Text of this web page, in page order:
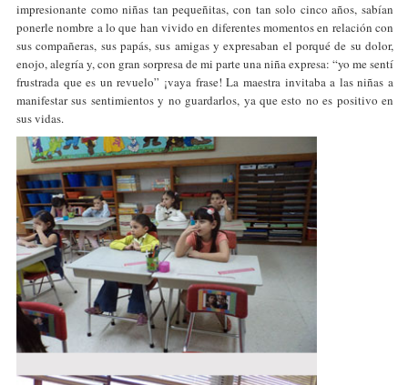
impresionante como niñas tan pequeñitas, con tan solo cinco años, sabían
ponerle nombre a lo que han vivido en diferentes momentos en relación con
sus compañeras, sus papás, sus amigas y expresaban el porqué de su dolor,
enojo, alegría y, con gran sorpresa de mi parte una niña expresa: “yo me sentí
frustrada que es un revuelo” ¡vaya frase! La maestra invitaba a las niñas a
manifestar sus sentimientos y no guardarlos, ya que esto no es positivo en
sus vidas.